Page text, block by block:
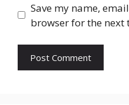
Save my name,
browser for the next